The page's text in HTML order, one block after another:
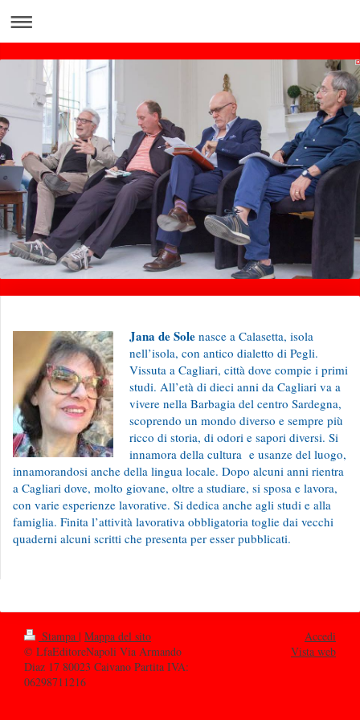
Jana de Sole nasce a Calasetta, isola
nell’isola, con antico dialetto di Pegli.
Vissuta a Cagliari, città dove compie i primi
studi. All’età di dieci anni da Cagliari va a
vivere nella Barbagia del centro Sardegna,
scoprendo un mondo diverso e sempre più
ricco di storia, di odori e sapori diversi. Si
innamora della cultura e usanze del luogo,
innamorandosi anche della lingua locale. Dopo alcuni anni rientra
a Cagliari dove, molto giovane, oltre a studiare, si sposa e lavora,
con varie esperienze lavorative. Si dedica anche agli studi e alla
famiglia. Finita l’attività lavorativa obbligatoria toglie dai vecchi
quaderni alcuni scritti che presenta per esser pubblicati.
Stampa | Mappa del sito
© LfaEditoreNapoli Via Armando
Diaz 17 80023 Caivano Partita IVA:
06298711216
Accedi
Vista web